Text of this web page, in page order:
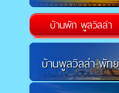
บ้านพัก พูลวิลล่า
บ้านพูลวิลล่า-พัท